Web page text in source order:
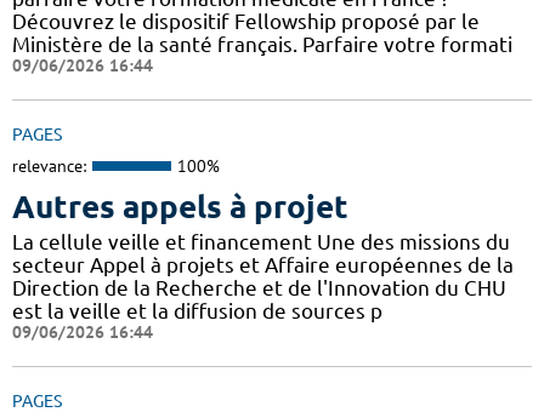
Découvrez le dispositif Fellowship proposé par le
Ministère de la santé français. Parfaire votre formati
09/06/2026 16:44
PAGES
relevance: 100%
Autres appels à projet
La cellule veille et financement Une des missions du
secteur Appel à projets et Affaire européennes de la
Direction de la Recherche et de l'Innovation du CHU
est la veille et la diffusion de sources p
09/06/2026 16:44
PAGES